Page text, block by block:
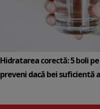
Hidratarea corectă: 5 boli
preveni dacă bei suficientă